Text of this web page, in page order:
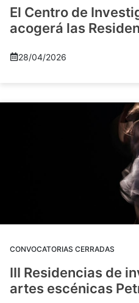
El Centro de
acogerá las
28/04/2026
CONVOCATORIAS CERRADAS
III Residencias de
artes escénicas